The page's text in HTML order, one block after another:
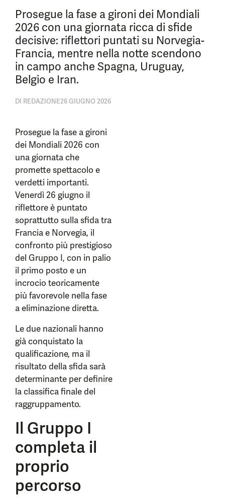
Prosegue la fase a gironi dei Mondiali
2026 con una giornata ricca di sfide
decisive: riflettori puntati su Norvegia-
Francia, mentre nella notte scendono
in campo anche Spagna, Uruguay,
Belgio e Iran.
DI REDAZIONE26 GIUGNO 2026
Prosegue la fase a gironi
dei Mondiali 2026 con
una giornata che
promette spettacolo e
verdetti importanti.
Venerdì 26 giugno il
riflettore è puntato
soprattutto sulla sfida tra
Francia e Norvegia, il
confronto più prestigioso
del Gruppo I, con in palio
il primo posto e un
incrocio teoricamente
più favorevole nella fase
a eliminazione diretta.
Le due nazionali hanno
già conquistato la
qualificazione, ma il
risultato della sfida sarà
determinante per definire
la classifica finale del
raggruppamento.
Il Gruppo I
completa il
proprio
percorso